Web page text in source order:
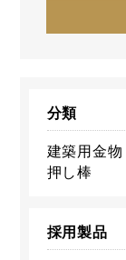
分類
建築用金
押し棒
採用製品